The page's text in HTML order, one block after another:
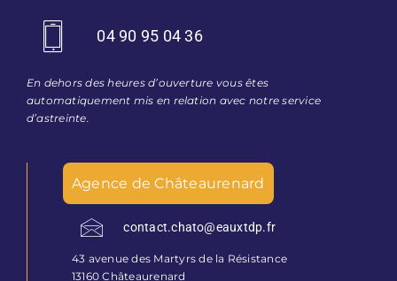
04 90 95 04 36
En dehors des heures d’ouverture vous êtes
automatiquement mis en relation avec notre service
d’astreinte.
Agence de Châteaurenard
contact.chato@eauxtdp.fr
43 avenue des Martyrs de la Résistance
13160 Châteaurenard